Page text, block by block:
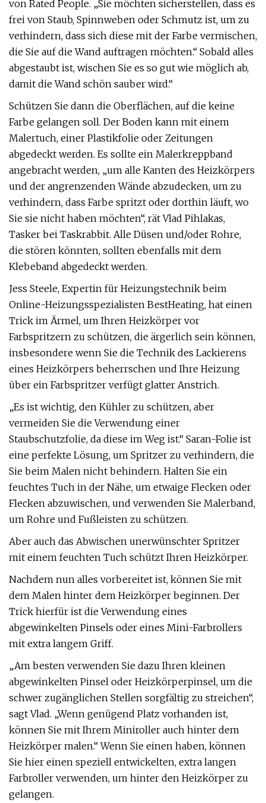
von Rated People. „Sie möchten sicherstellen, dass es
frei von Staub, Spinnweben oder Schmutz ist, um zu
verhindern, dass sich diese mit der Farbe vermischen,
die Sie auf die Wand auftragen möchten.“ Sobald alles
abgestaubt ist, wischen Sie es so gut wie möglich ab,
damit die Wand schön sauber wird.“
Schützen Sie dann die Oberflächen, auf die keine
Farbe gelangen soll. Der Boden kann mit einem
Malertuch, einer Plastikfolie oder Zeitungen
abgedeckt werden. Es sollte ein Malerkreppband
angebracht werden, „um alle Kanten des Heizkörpers
und der angrenzenden Wände abzudecken, um zu
verhindern, dass Farbe spritzt oder dorthin läuft, wo
Sie sie nicht haben möchten“, rät Vlad Pihlakas,
Tasker bei Taskrabbit. Alle Düsen und/oder Rohre,
die stören könnten, sollten ebenfalls mit dem
Klebeband abgedeckt werden.
Jess Steele, Expertin für Heizungstechnik beim
Online-Heizungsspezialisten BestHeating, hat einen
Trick im Ärmel, um Ihren Heizkörper vor
Farbspritzern zu schützen, die ärgerlich sein können,
insbesondere wenn Sie die Technik des Lackierens
eines Heizkörpers beherrschen und Ihre Heizung
über ein Farbspritzer verfügt glatter Anstrich.
„Es ist wichtig, den Kühler zu schützen, aber
vermeiden Sie die Verwendung einer
Staubschutzfolie, da diese im Weg ist.“ Saran-Folie ist
eine perfekte Lösung, um Spritzer zu verhindern, die
Sie beim Malen nicht behindern. Halten Sie ein
feuchtes Tuch in der Nähe, um etwaige Flecken oder
Flecken abzuwischen, und verwenden Sie Malerband,
um Rohre und Fußleisten zu schützen.
Aber auch das Abwischen unerwünschter Spritzer
mit einem feuchten Tuch schützt Ihren Heizkörper.
Nachdem nun alles vorbereitet ist, können Sie mit
dem Malen hinter dem Heizkörper beginnen. Der
Trick hierfür ist die Verwendung eines
abgewinkelten Pinsels oder eines Mini-Farbrollers
mit extra langem Griff.
„Am besten verwenden Sie dazu Ihren kleinen
abgewinkelten Pinsel oder Heizkörperpinsel, um die
schwer zugänglichen Stellen sorgfältig zu streichen“,
sagt Vlad. „Wenn genügend Platz vorhanden ist,
können Sie mit Ihrem Miniroller auch hinter dem
Heizkörper malen.“ Wenn Sie einen haben, können
Sie hier einen speziell entwickelten, extra langen
Farbroller verwenden, um hinter den Heizkörper zu
gelangen.